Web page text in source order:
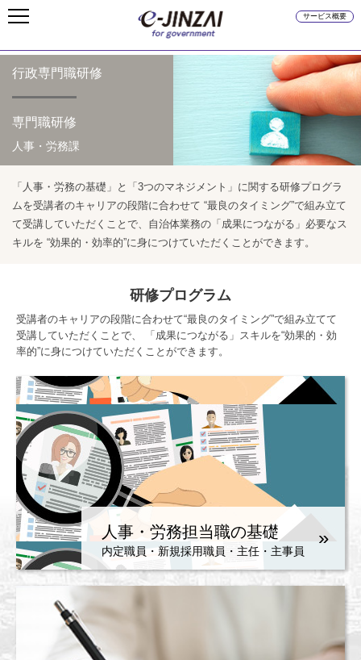
サービス概要
行政専門職研修
専門職研修
人事・労務課
「人事・労務の基礎」と「3つのマネジメント」に関する研修プログラ
ムを受講者のキャリアの段階に合わせて “最良のタイミング”で組み立て
て受講していただくことで、自治体業務の「成果につながる」必要なス
キルを “効果的・効率的”に身につけていただくことができます。
研修プログラム
受講者のキャリアの段階に合わせて“最良のタイミング”で組み立てて
受講していただくことで、
「成果につながる」スキルを“効果的・効
率的”に身につけていただくことができます。
人事・労務担当職の基礎
内定職員・新規採用職員・主任・主事員
»